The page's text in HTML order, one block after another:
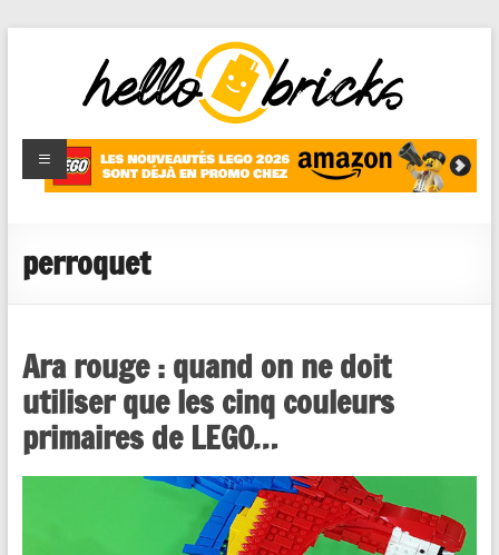
HelloBricks
Blog LEGO,
nouveaut�s
reviews
perroquet
Ara rouge : quand on ne doit
utiliser que les cinq couleurs
primaires de LEGO…